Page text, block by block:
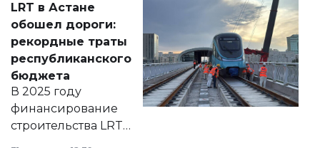
документ
появился в базе
нормативных
правовых актов и
на сайте маслихат
города.
LRT в Астане
обошел дороги:
рекордные траты
республиканского
бюджета
В 2025 году
финансирование
строительства LRT